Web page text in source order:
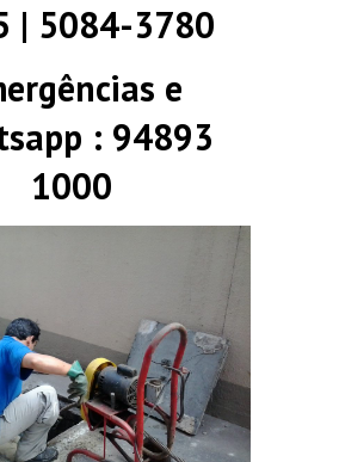
| 5084-3780
e
: 94893
1000